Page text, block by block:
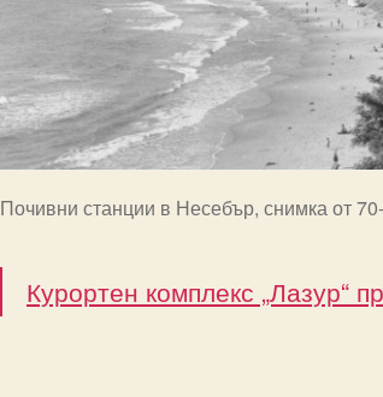
Почивни станции в Несебър, снимка от
Курортен комплекс „Лазур“